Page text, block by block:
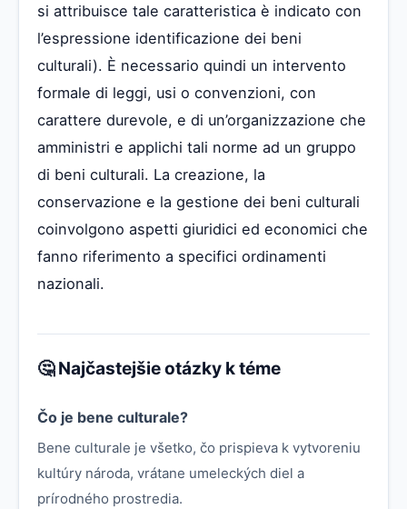
si attribuisce tale caratteristica è indicato con
l’espressione identificazione dei beni
culturali). È necessario quindi un intervento
formale di leggi, usi o convenzioni, con
carattere durevole, e di un’organizzazione che
amministri e applichi tali norme ad un gruppo
di beni culturali. La creazione, la
conservazione e la gestione dei beni culturali
coinvolgono aspetti giuridici ed economici che
fanno riferimento a specifici ordinamenti
nazionali.
🤔 Najčastejšie otázky k téme
Čo je bene culturale?
Bene culturale je všetko, čo prispieva k vytvoreniu
kultúry národa, vrátane umeleckých diel a
prírodného prostredia.